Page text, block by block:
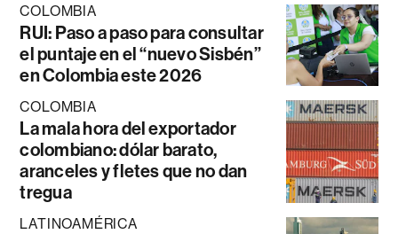
COLOMBIA
RUI: Paso a paso para consultar
el puntaje en el “nuevo Sisbén”
en Colombia este 2026
COLOMBIA
La mala hora del exportador
colombiano: dólar barato,
aranceles y fletes que no dan
tregua
LATINOAMÉRICA